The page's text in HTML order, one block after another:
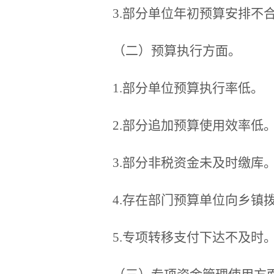
3.部分单位年初预算安排不合
（二）预算执行方面。
1.部分单位预算执行率低。
2.部分追加预算使用效率低。
3.部分非税资金未及时缴库。
4.存在部门预算单位向乡镇
5.专项转移支付下达不及时。